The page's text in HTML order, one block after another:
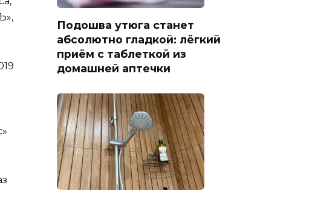
Подошва утюга станет
абсолютно гладкой: лёгкий
приём с таблеткой из
домашней аптечки